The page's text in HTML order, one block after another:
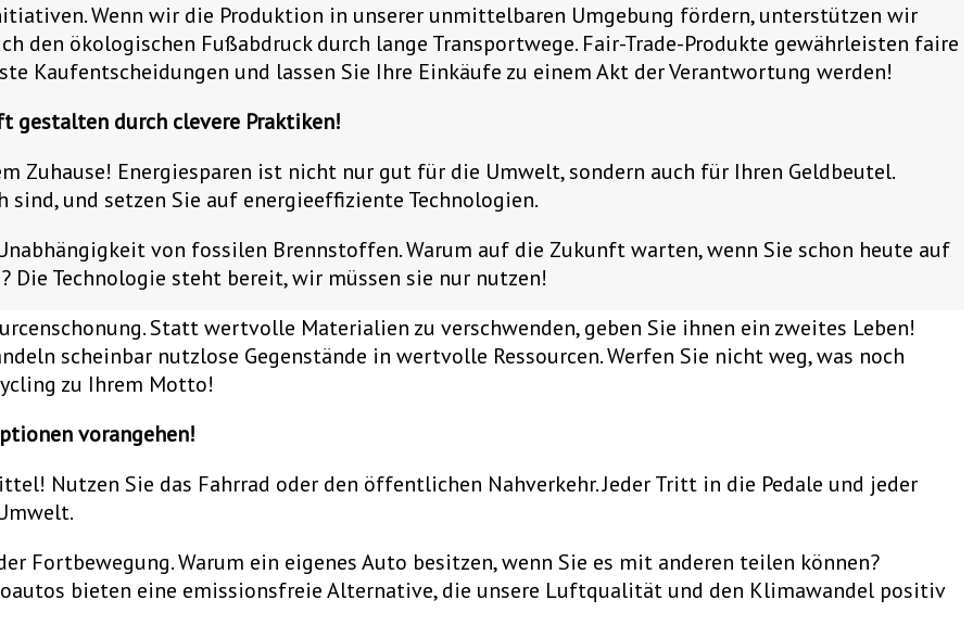
Wenn wir die Produktion in unserer unmittelbaren Umgebung fördern, unterstützen wir
den ökologischen Fußabdruck durch lange Transportwege. Fair-Trade-Produkte gewährleisten faire
Kaufentscheidungen und lassen Sie Ihre Einkäufe zu einem Akt der Verantwortung werden!
gestalten durch clevere Praktiken!
Zuhause! Energiesparen ist nicht nur gut für die Umwelt, sondern auch für Ihren Geldbeutel.
sind, und setzen Sie auf energieeffiziente Technologien.
von fossilen Brennstoffen. Warum auf die Zukunft warten, wenn Sie schon heute auf
Die Technologie steht bereit, wir müssen sie nur nutzen!
Statt wertvolle Materialien zu verschwenden, geben Sie ihnen ein zweites Leben!
scheinbar nutzlose Gegenstände in wertvolle Ressourcen. Werfen Sie nicht weg, was noch
zu Ihrem Motto!
vorangehen!
Nutzen Sie das Fahrrad oder den öffentlichen Nahverkehr. Jeder Tritt in die Pedale und jeder
Fortbewegung. Warum ein eigenes Auto besitzen, wenn Sie es mit anderen teilen können?
bieten eine emissionsfreie Alternative, die unsere Luftqualität und den Klimawandel positiv